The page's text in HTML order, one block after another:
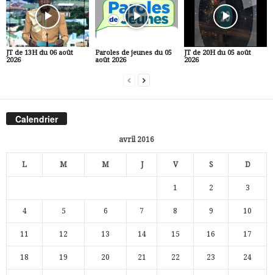
JT de 13H du 06 août
2026
Paroles de jeunes du 05
août 2026
JT de 20H du 05 août
2026
Calendrier
avril 2016
L M M J V S D
1 2 3
4 5 6 7 8 9 10
11 12 13 14 15 16 17
18 19 20 21 22 23 24